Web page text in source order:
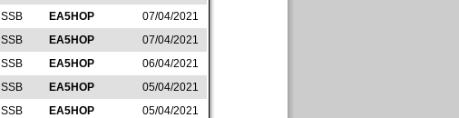
SSB EA5HOP
07/04/2021
SSB EA5HOP
07/04/2021
SSB EA5HOP
06/04/2021
SSB EA5HOP
05/04/2021
SSB EA5HOP
05/04/2021